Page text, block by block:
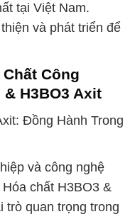
tại Việt Nam.
và phát triển để
Công
H3BO3 Axit
Đồng Hành Trong
và công nghệ
chất H3BO3 &
trò quan trọng trong